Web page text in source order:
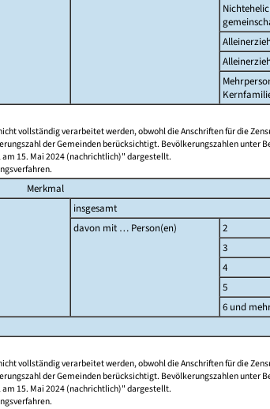
vollständig verarbeitet werden, obwohl die Anschriften für die
der Gemeinden berücksichtigt. Bevölkerungszahlen unter
15. Mai 2024 (nachrichtlich)" dargestellt.
Merkmal
insgesamt
davon mit … Person(en)
2
3
4
5
6 und
vollständig verarbeitet werden, obwohl die Anschriften für die
der Gemeinden berücksichtigt. Bevölkerungszahlen unter
15. Mai 2024 (nachrichtlich)" dargestellt.